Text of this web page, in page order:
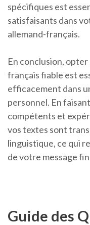
spécifiques est
satisfaisants dans
allemand-français.
En conclusion,
français fiable est
efficacement dans
personnel. En
compétents et
vos textes sont
linguistique, ce qui
de votre message
Guide des